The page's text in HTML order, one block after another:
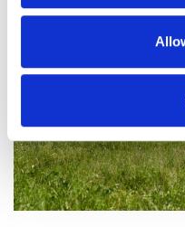
We also share
our social media,